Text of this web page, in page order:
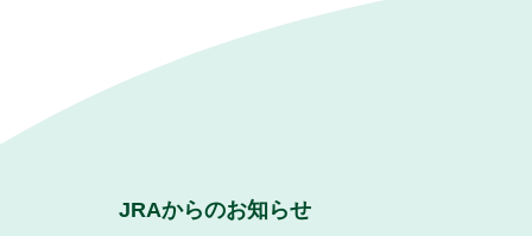
JRAからのお知らせ